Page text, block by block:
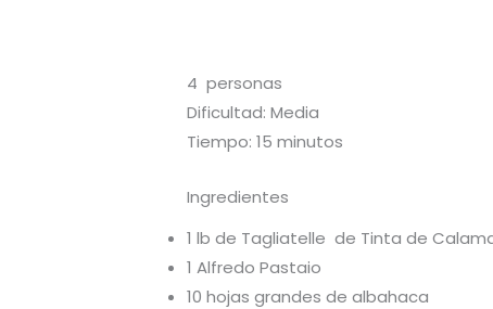
4 personas
Dificultad: Media
Tiempo: 15 minutos
Ingredientes
1 lb de Tagliatelle de Tinta de
1 Alfredo Pastaio
10 hojas grandes de albahaca